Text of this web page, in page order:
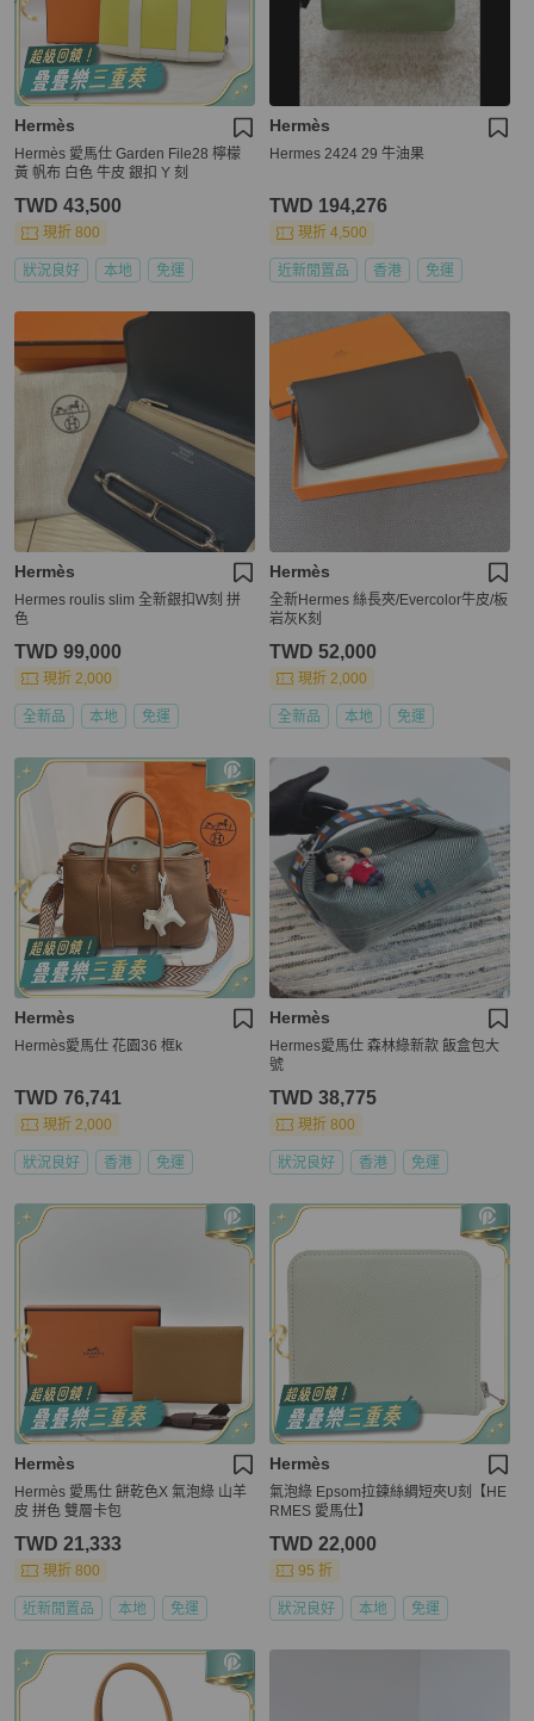
Hermès
Hermès 愛馬仕 Garden File28 檸檬
黃 帆布 白色 牛皮 銀扣 Y 刻
TWD 43,500
現折 800
狀況良好 本地 免運
Hermès
Hermes 2424 29 牛油果
TWD 194,276
現折 4,500
近新閒置品 香港 免運
Hermès
Hermes roulis slim 全新銀扣W刻 拼
色
TWD 99,000
現折 2,000
全新品 本地 免運
Hermès
全新Hermes 絲長夾/Evercolor牛皮/板
岩灰K刻
TWD 52,000
現折 2,000
全新品 本地 免運
Hermès
Hermès愛馬仕 花園36 框k
TWD 76,741
現折 2,000
狀況良好 香港 免運
Hermès
Hermes愛馬仕 森林綠新款 飯盒包大
號
TWD 38,775
現折 800
狀況良好 香港 免運
Hermès
Hermès 愛馬仕 餅乾色X 氣泡綠 山羊
皮 拼色 雙層卡包
TWD 21,333
現折 800
近新閒置品 本地 免運
Hermès
氣泡綠 Epsom拉鍊絲綢短夾U刻【HE
RMES 愛馬仕】
TWD 22,000
95 折
狀況良好 本地 免運